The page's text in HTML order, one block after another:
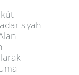
küt
siyah